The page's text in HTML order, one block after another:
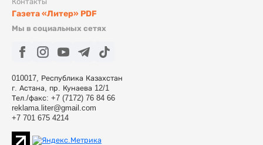
Газета «Литер» PDF
Мы в социальных сетях
010017, Республика Казахстан
г. Астана, пр. Кунаева 12/1
Тел./факс: +7 (7172) 76 84 66
reklama.liter@gmail.com
+7 701 675 4214